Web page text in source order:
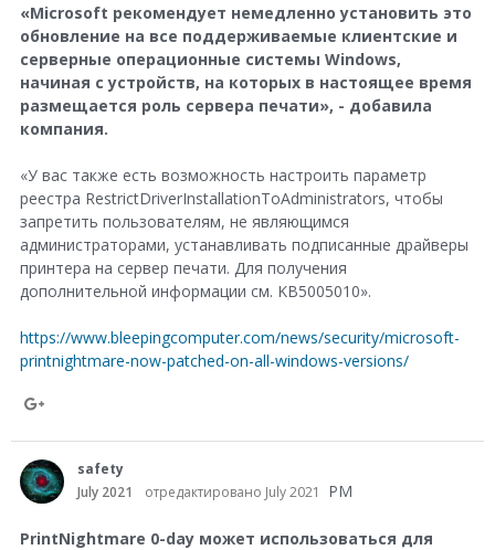
«Microsoft рекомендует немедленно установить это
обновление на все поддерживаемые клиентские и
серверные операционные системы Windows,
начиная с устройств, на которых в настоящее время
размещается роль сервера печати», - добавила
компания.
«У вас также есть возможность настроить параметр
реестра RestrictDriverInstallationToAdministrators, чтобы
запретить пользователям, не являющимся
администраторами, устанавливать подписанные драйверы
принтера на сервер печати. ​​Для получения
дополнительной информации см. KB5005010».
https://www.bleepingcomputer.com/news/security/microsoft-
printnightmare-now-patched-on-all-windows-versions/
a
safety
July 2021
отредактировано July 2021 PM
PrintNightmare 0-day может использоваться для